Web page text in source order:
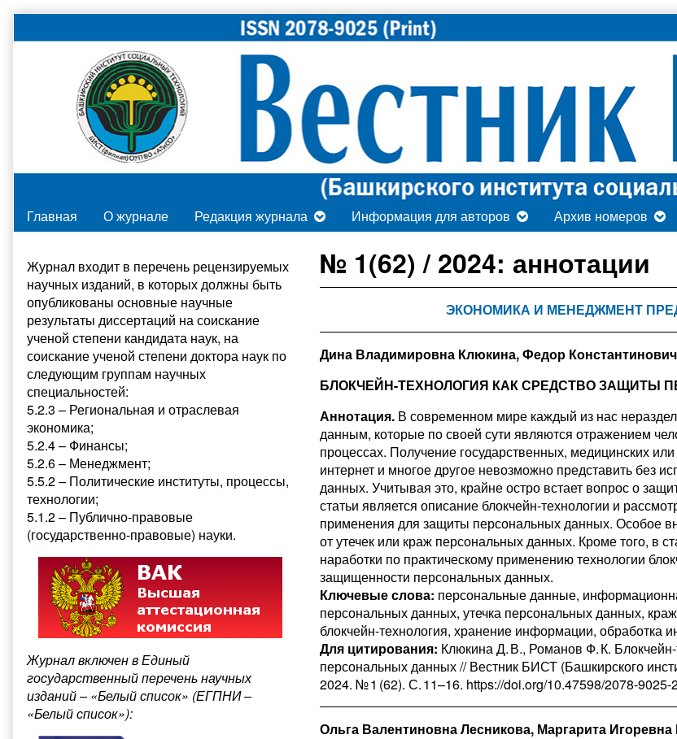
to
Главная О журнале Редакция журнала Информация для авторов Архив номеров
№ 1(62) / 2024: аннотации
ЭКОНОМИКА И МЕНЕДЖМЕНТ
Дина Владимировна Клюкина, Федор
БЛОКЧЕЙН-ТЕХНОЛОГИЯ КАК СРЕДСТВО ЗАЩИТЫ
Аннотация.В современном мире каждый из нас
данным, которые по своей сути являются отражением
процессах. Получение государственных, медицинских или
интернет и многое другое невозможно представить без
данных. Учитывая это, крайне остро встает вопрос о
статьи является описание блокчейн-технологии и
применения для защиты персональных данных. Особое
от утечек или краж персональных данных. Кроме того, в
наработки по практическому применению технологии
защищенности персональных данных.
Ключевые слова: персональные данные,
персональных данных, утечка персональных данных,
блокчейн-технология, хранение информации, обработка
Для цитирования: Клюкина Д. В., Романов Ф. К.
персональных данных // Вестник БИСТ (Башкирского
2024. № 1 (62). С. 11–16. https://doi.org/10.47598/2078-9025-
Ольга Валентиновна Лесникова, Маргарита Игоревна
Primary
Sidebar
Журнал входит в перечень рецензируемых
научных изданий, в которых должны быть
опубликованы основные научные
результаты диссертаций на соискание
ученой степени кандидата наук, на
соискание ученой степени доктора наук по
следующим группам научных
специальностей:
5.2.3 – Региональная и отраслевая
экономика;
5.2.4 – Финансы;
5.2.6 – Менеджмент;
5.5.2 – Политические институты, процессы,
технологии;
5.1.2 – Публично-правовые
(государственно-правовые) науки.
Журнал включен в Единый
государственный перечень научных
изданий – «Белый список» (ЕГПНИ –
«Белый список»):